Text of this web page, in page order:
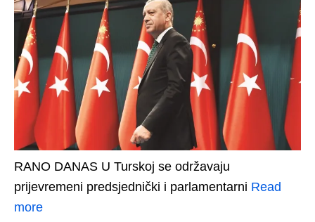
RANO DANAS U Turskoj se održavaju
prijevremeni predsjednički i parlamentarni Read
more